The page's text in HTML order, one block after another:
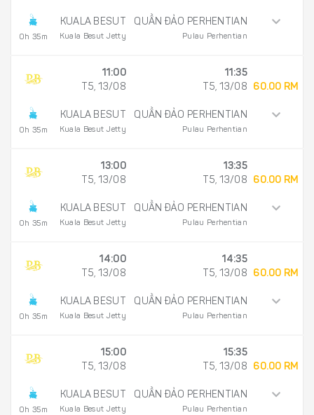
0h 35m
KUALA BESUT
Kuala Besut Jetty
QUẦN ĐẢO PERHENTIAN
Pulau Perhentian
0h 35m
11:00
T5, 13/08
KUALA BESUT
Kuala Besut Jetty
11:35
T5, 13/08
QUẦN ĐẢO PERHENTIAN
Pulau Perhentian
60.00 RM
0h 35m
13:00
T5, 13/08
KUALA BESUT
Kuala Besut Jetty
13:35
T5, 13/08
QUẦN ĐẢO PERHENTIAN
Pulau Perhentian
60.00 RM
0h 35m
14:00
T5, 13/08
KUALA BESUT
Kuala Besut Jetty
14:35
T5, 13/08
QUẦN ĐẢO PERHENTIAN
Pulau Perhentian
60.00 RM
0h 35m
15:00
T5, 13/08
KUALA BESUT
Kuala Besut Jetty
15:35
T5, 13/08
QUẦN ĐẢO PERHENTIAN
Pulau Perhentian
60.00 RM